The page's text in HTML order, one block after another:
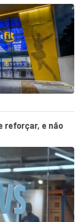
reforçar, e não